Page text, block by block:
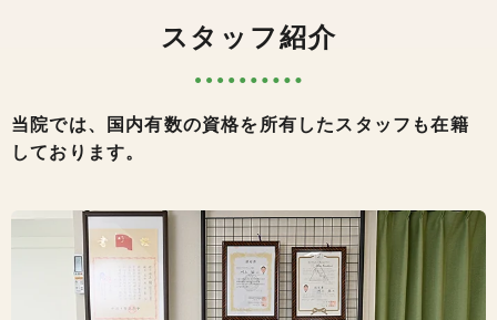
スタッフ紹介
当院では、国内有数の資格を所有したスタッフも在籍
しております。